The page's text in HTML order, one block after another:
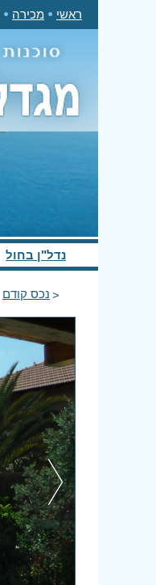
ראשי מכירה
נדל"ן בחול
נכס קודם